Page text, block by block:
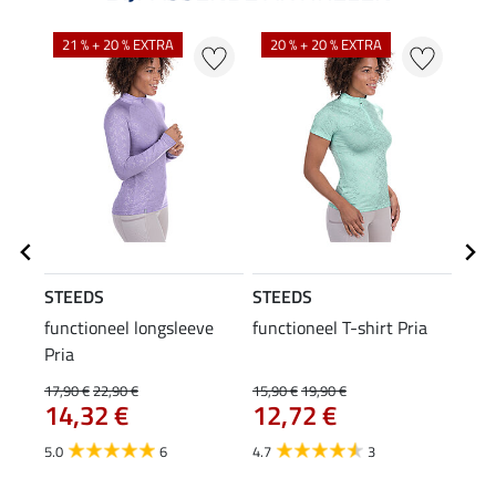
21 % + 20 % EXTRA
STEEDS
functioneel longsleeve
Pria
17,90 €22,90 €
14,32 €
5.0 6
20 % + 20 % EXTRA
STEEDS
functioneel T-shirt Pria
15,90 €19,90 €
12,72 €
4.7 3